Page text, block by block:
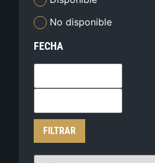
No disponible
FECHA
FILTRAR